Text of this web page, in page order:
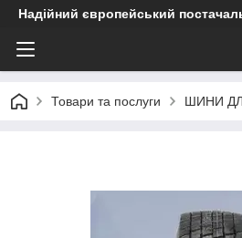
Надійний європейський
Товари та послуги ШИНИ